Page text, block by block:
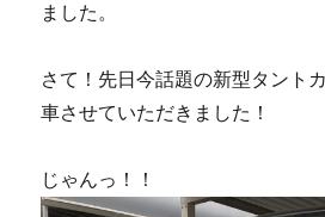
ました。
さて！先日今話題の新型タント
車させていただきました！
じゃんっ！！